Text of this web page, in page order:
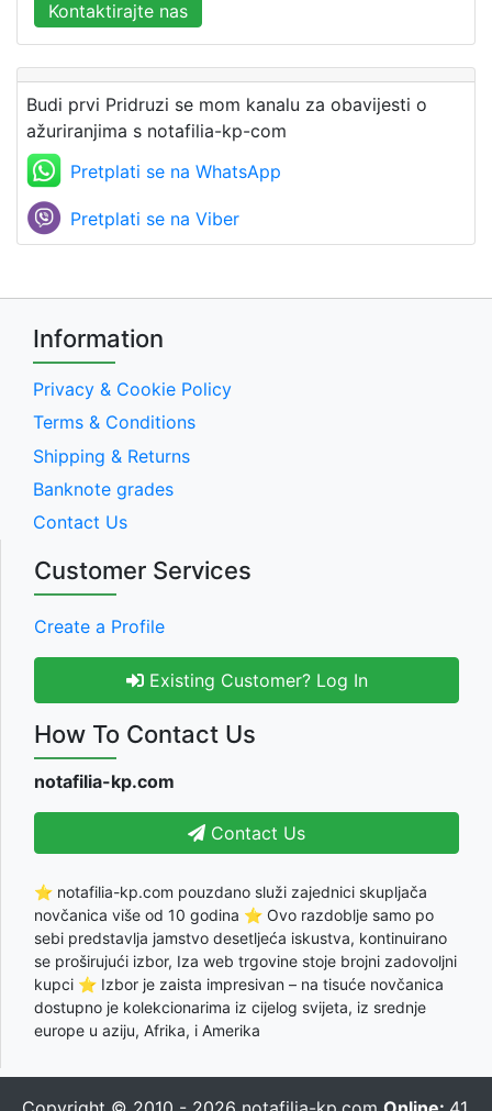
Kontaktirajte nas
Budi prvi Pridruzi se mom kanalu za obavijesti o
ažuriranjima s notafilia-kp-com
Pretplati se na WhatsApp
Pretplati se na Viber
Information
Privacy & Cookie Policy
Terms & Conditions
Shipping & Returns
Banknote grades
Contact Us
Customer Services
Create a Profile
Existing Customer? Log In
How To Contact Us
notafilia-kp.com
Contact Us
⭐ notafilia-kp.com pouzdano služi zajednici skupljača
novčanica više od 10 godina ⭐ Ovo razdoblje samo po
sebi predstavlja jamstvo desetljeća iskustva, kontinuirano
se proširujući izbor, Iza web trgovine stoje brojni zadovoljni
kupci ⭐ Izbor je zaista impresivan – na tisuće novčanica
dostupno je kolekcionarima iz cijelog svijeta, iz srednje
europe u aziju, Afrika, i Amerika